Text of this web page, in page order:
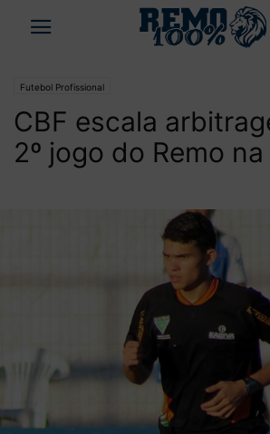
Futebol Profissional
CBF escala
2º jogo do Remo na